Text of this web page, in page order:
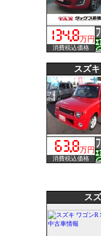
万円
消費税込価格
スズ
万円
消費税込価格
ス